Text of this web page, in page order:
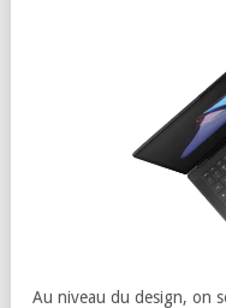
Au niveau du design, on